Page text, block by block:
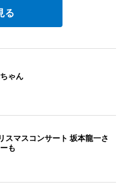
る
ゃん
スマスコンサート 坂本龍一さ
も